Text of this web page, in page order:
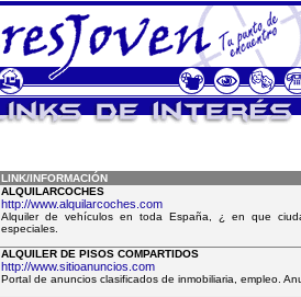
LINK/INFORMACIÓN
ALQUILARCOCHES
http://www.alquilarcoches.com
Alquiler de vehículos en toda España, ¿ en que
especiales.
ALQUILER DE PISOS COMPARTIDOS
http://www.sitioanuncios.com
Portal de anuncios clasificados de inmobiliaria, empleo.